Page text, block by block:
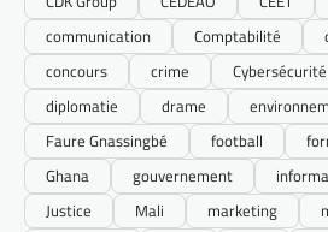
communication
Comptabilité
concours
crime Cybersécurité
diplomatie
drame
Faure Gnassingbé
football
Ghana
gouvernement
Justice
Mali marketing